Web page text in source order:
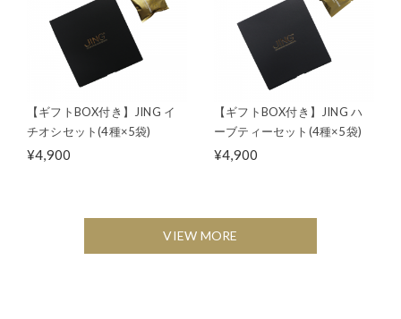
【ギフトBOX付き】JING イ
チオシセット(4種×5袋)
¥4,900
【ギフトBOX付き】JING ハ
ーブティーセット(4種×5袋)
¥4,900
VIEW MORE